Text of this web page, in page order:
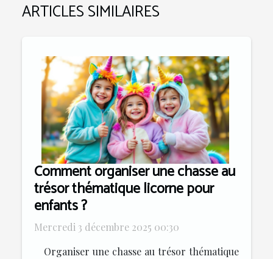
ARTICLES SIMILAIRES
Comment organiser une chasse au
trésor thématique licorne pour
enfants ?
Mercredi 3 décembre 2025 00:30
Organiser une chasse au trésor thématique